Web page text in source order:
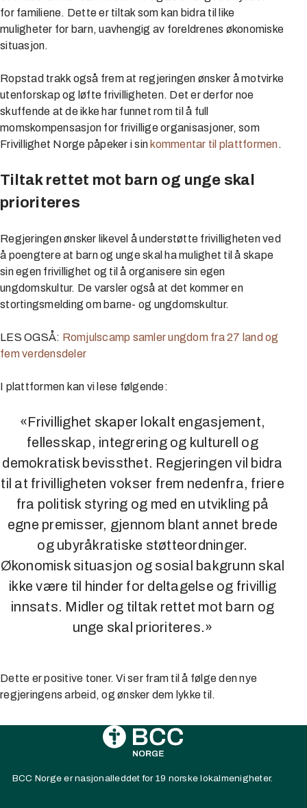
for familiene. Dette er tiltak som kan bidra til like
muligheter for barn, uavhengig av foreldrenes økonomiske
situasjon.
Ropstad trakk også frem at regjeringen ønsker å motvirke
utenforskap og løfte frivilligheten. Det er derfor noe
skuffende at de ikke har funnet rom til å full
momskompensasjon for frivillige organisasjoner, som
Frivillighet Norge påpeker i sin kommentar til plattformen.
Tiltak rettet mot barn og unge skal
prioriteres
Regjeringen ønsker likevel å understøtte frivilligheten ved
å poengtere at barn og unge skal ha mulighet til å skape
sin egen frivillighet og til å organisere sin egen
ungdomskultur. De varsler også at det kommer en
stortingsmelding om barne- og ungdomskultur.
LES OGSÅ: Romjulscamp samler ungdom fra 27 land og
fem verdensdeler
I plattformen kan vi lese følgende:
«Frivillighet skaper lokalt engasjement,
fellesskap, integrering og kulturell og
demokratisk bevissthet. Regjeringen vil bidra
til at frivilligheten vokser frem nedenfra, friere
fra politisk styring og med en utvikling på
egne premisser, gjennom blant annet brede
og ubyråkratiske støtteordninger.
Økonomisk situasjon og sosial bakgrunn skal
ikke være til hinder for deltagelse og frivillig
innsats. Midler og tiltak rettet mot barn og
unge skal prioriteres.»
Dette er positive toner. Vi ser fram til å følge den nye
regjeringens arbeid, og ønsker dem lykke til.
BCC Norge er nasjonalleddet for 19 norske lokalmenigheter.